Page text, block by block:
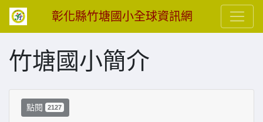
彰化縣竹塘國小全球資訊網
竹塘國小簡介
點閱 2127